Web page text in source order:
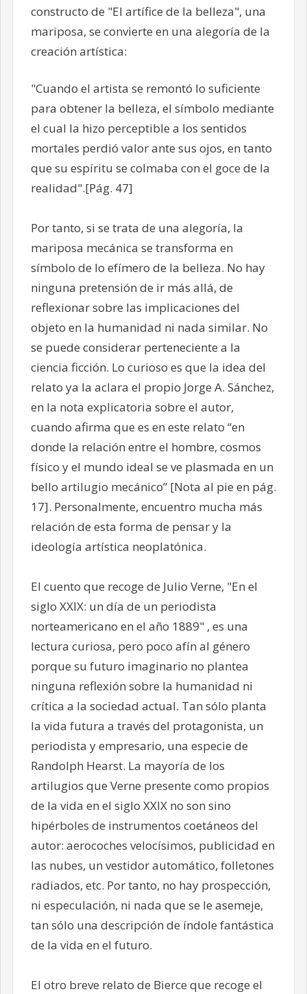
constructo de "El artífice de la belleza", una
mariposa, se convierte en una alegoría de la
creación artística:
"Cuando el artista se remontó lo suficiente
para obtener la belleza, el símbolo mediante
el cual la hizo perceptible a los sentidos
mortales perdió valor ante sus ojos, en tanto
que su espíritu se colmaba con el goce de la
realidad".[Pág. 47]
Por tanto, si se trata de una alegoría, la
mariposa mecánica se transforma en
símbolo de lo efímero de la belleza. No hay
ninguna pretensión de ir más allá, de
reflexionar sobre las implicaciones del
objeto en la humanidad ni nada similar. No
se puede considerar perteneciente a la
ciencia ficción. Lo curioso es que la idea del
relato ya la aclara el propio Jorge A. Sánchez,
en la nota explicatoria sobre el autor,
cuando afirma que es en este relato “en
donde la relación entre el hombre, cosmos
físico y el mundo ideal se ve plasmada en un
bello artilugio mecánico” [Nota al pie en pág.
17]. Personalmente, encuentro mucha más
relación de esta forma de pensar y la
ideología artística neoplatónica.
El cuento que recoge de Julio Verne, "En el
siglo XXIX: un día de un periodista
norteamericano en el año 1889" , es una
lectura curiosa, pero poco afín al género
porque su futuro imaginario no plantea
ninguna reflexión sobre la humanidad ni
crítica a la sociedad actual. Tan sólo planta
la vida futura a través del protagonista, un
periodista y empresario, una especie de
Randolph Hearst. La mayoría de los
artilugios que Verne presente como propios
de la vida en el siglo XXIX no son sino
hipérboles de instrumentos coetáneos del
autor: aerocoches velocísimos, publicidad en
las nubes, un vestidor automático, folletones
radiados, etc. Por tanto, no hay prospección,
ni especulación, ni nada que se le asemeje,
tan sólo una descripción de índole fantástica
de la vida en el futuro.
El otro breve relato de Bierce que recoge el